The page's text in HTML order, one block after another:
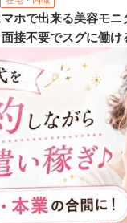
ホで出来る美容モニ
接不要でスグに働け